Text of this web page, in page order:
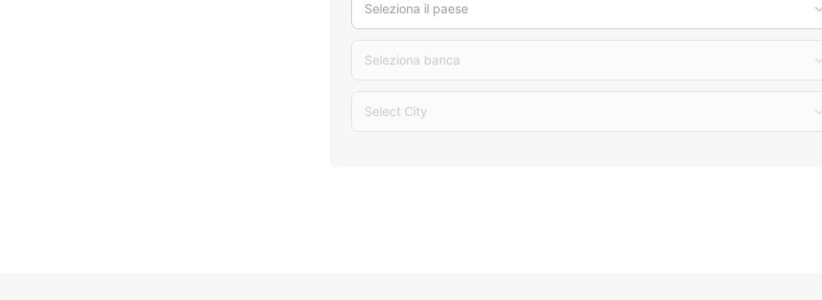
Seleziona il paese
Seleziona banca
Select City